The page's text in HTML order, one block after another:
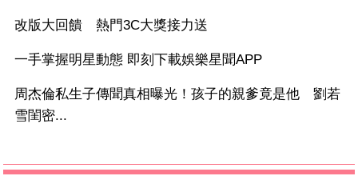
改版大回饋 熱門3C大獎接力送
一手掌握明星動態 即刻下載娛樂星聞APP
周杰倫私生子傳聞真相曝光！孩子的親爹竟是他 劉若
雪閨密...